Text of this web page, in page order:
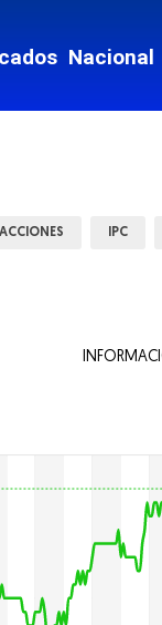
Nacional
ACCIONES IPC